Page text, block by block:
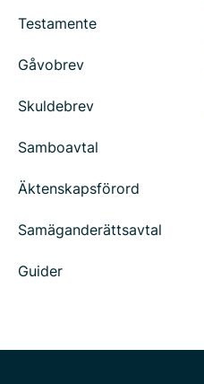
Testamente
Gåvobrev
Skuldebrev
Samboavtal
Äktenskapsförord
Samäganderättsavtal
Guider